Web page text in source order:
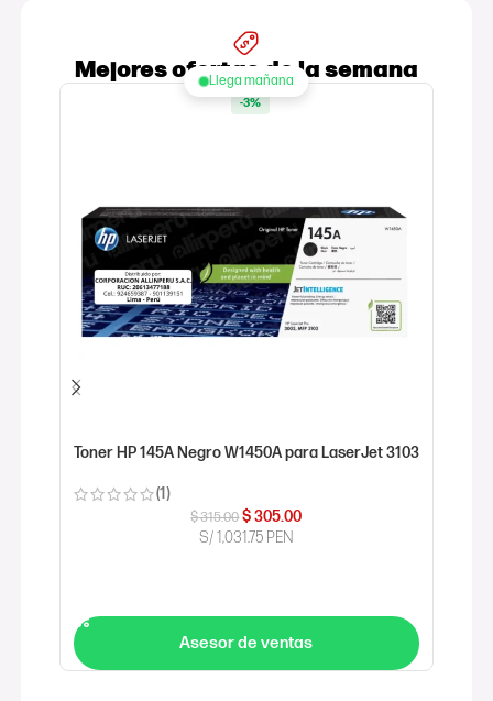
Mejores ofertas de la semana
Toner HP 145A Negro W1450A para LaserJet 3103
(1)
$315.00 $305.00
-3%
S/ 1,031.75 PEN
Llega mañana
Asesor de ventas